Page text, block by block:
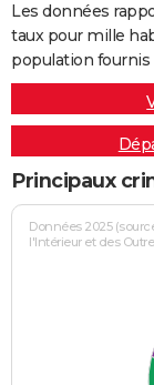
Les données
taux pour mille
population fournis
Principaux
Données 2025
l'Intérieur et des